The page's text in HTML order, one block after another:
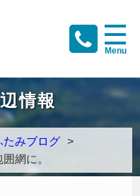
情報
たみブログ
>
網に。